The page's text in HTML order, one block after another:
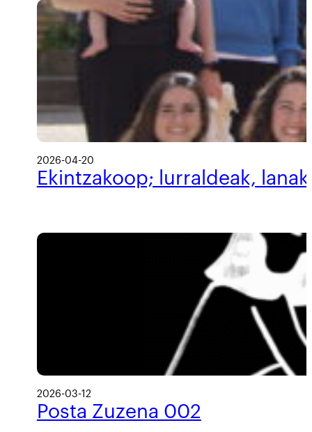
2026-04-20
Ekintzakoop; lurraldeak,
2026-03-12
Posta Zuzena 002